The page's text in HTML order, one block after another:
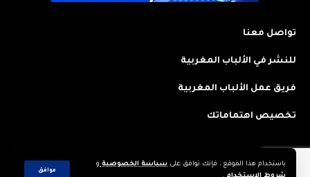
باستخدام هذا الموقع ، فإنك توافق على سياسة الخصوصية و
موافق
تواصل معنا
للنشر في الألباب المغربية
فريق عمل الألباب المغربية
تخصيص اهتماماتك
2023 © جميع الحقوق محفوظة لجريدة: الألباب المغربية. تم تصميمه وتطويره